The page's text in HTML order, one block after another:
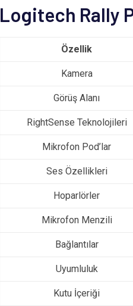
Logitech Rally
Özellik
Kamera
Görüş Alanı
RightSense Teknolojileri
Mikrofon Pod’lar
Ses Özellikleri
Hoparlörler
Mikrofon Menzili
Bağlantılar
Uyumluluk
Kutu İçeriği